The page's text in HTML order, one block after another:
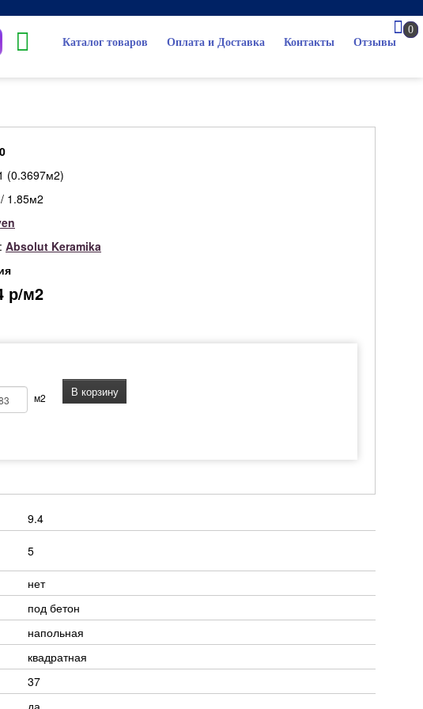
Каталог товаров Оплата и Доставка Контакты Отзывы
0
(0.3697м2)
1.85м2
Absolut Keramika
р/м2
м2 В корзину
9.4
5
нет
под бетон
напольная
квадратная
37
да